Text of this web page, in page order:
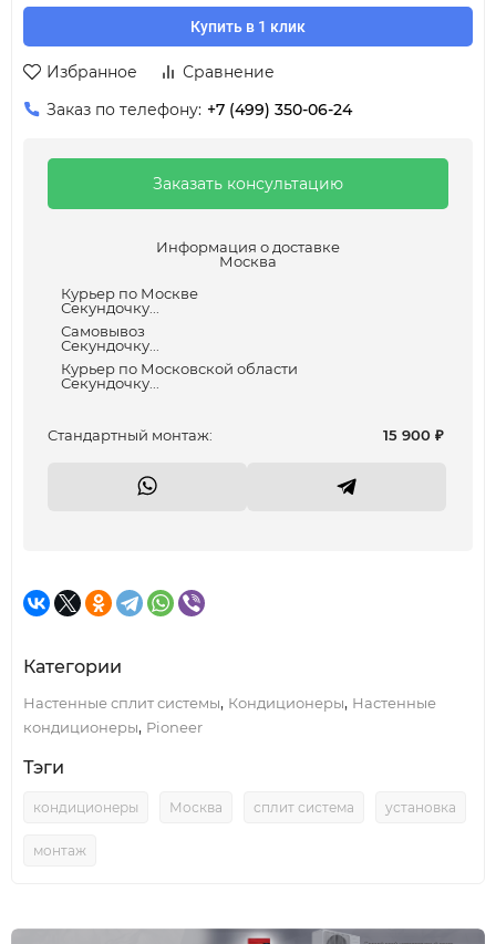
Купить в 1 клик
Избранное
Сравнение
Заказ по телефону: +7 (499) 350-06-24
Заказать консультацию
Информация о доставке
Москва
Курьер по Москве
Секундочку...
Самовывоз
Секундочку...
Курьер по Московской области
Секундочку...
Cтандартный монтаж: 15 900 ₽
Категории
Настенные сплит системы, Кондиционеры, Настенные
кондиционеры, Pioneer
Тэги
кондиционеры Москва сплит система установка
монтаж